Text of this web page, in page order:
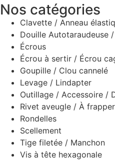
Nos catégories
Clavette / Anneau
Douille Autotaraudeuse
Écrous
Écrou à sertir / Écrou
Goupille / Clou cannelé
Levage / Lindapter
Outillage / Accessoire /
Rivet aveugle / À frapper
Rondelles
Scellement
Tige filetée / Manchon
Vis à tête hexagonale